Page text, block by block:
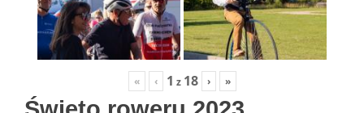
« ‹ 1 z 18 › »